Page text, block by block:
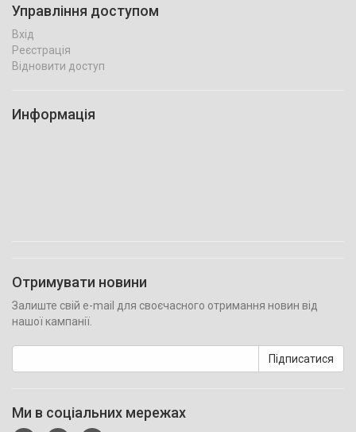
Управління доступом
Вхід
Реєстрація
Відновити доступ
Информація
Отримувати новини
Залиште свій e-mail для своєчасного отримання новин від
нашої кампанії.
Підписатися
Ми в соціальних мережах